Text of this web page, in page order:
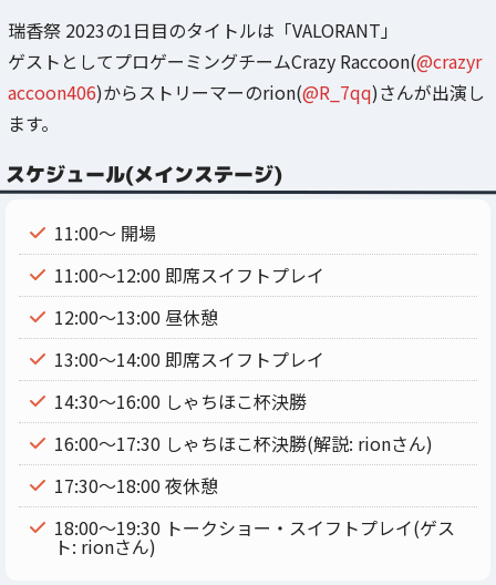
瑞香祭 2023の1日目のタイトルは「VALORANT」
ゲストとしてプロゲーミングチームCrazy Raccoon(@crazyr
accoon406)からストリーマーのrion(@R_7qq)さんが出演し
ます。
スケジュール(メインステージ)
11:00～ 開場
11:00～12:00 即席スイフトプレイ
12:00～13:00 昼休憩
13:00～14:00 即席スイフトプレイ
14:30～16:00 しゃちほこ杯決勝
16:00～17:30 しゃちほこ杯決勝(解説: rionさん)
17:30～18:00 夜休憩
18:00～19:30 トークショー・スイフトプレイ(ゲス
ト: rionさん)